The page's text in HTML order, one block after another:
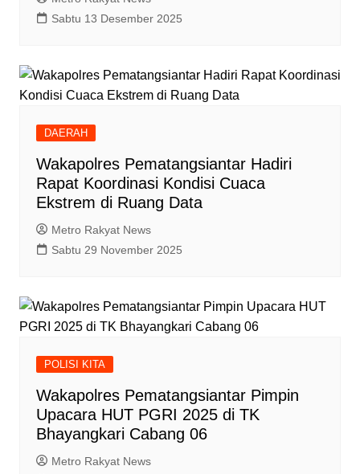
Sabtu 13 Desember 2025
DAERAH
Wakapolres Pematangsiantar Hadiri
Rapat Koordinasi Kondisi Cuaca
Ekstrem di Ruang Data
Metro Rakyat News
Sabtu 29 November 2025
POLISI KITA
Wakapolres Pematangsiantar Pimpin
Upacara HUT PGRI 2025 di TK
Bhayangkari Cabang 06
Metro Rakyat News